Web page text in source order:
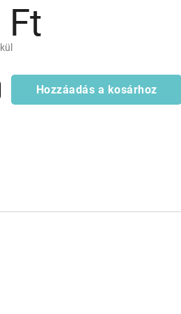
Ft
Hozzáadás a kosárhoz